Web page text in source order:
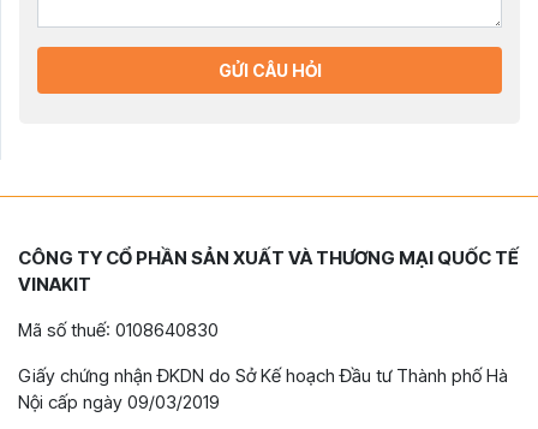
GỬI CÂU HỎI
CÔNG TY CỔ PHẦN SẢN XUẤT VÀ THƯƠNG MẠI QUỐC TẾ
VINAKIT
Mã số thuế: 0108640830
Giấy chứng nhận ĐKDN do Sở Kế hoạch Đầu tư Thành phố Hà
Nội cấp ngày 09/03/2019